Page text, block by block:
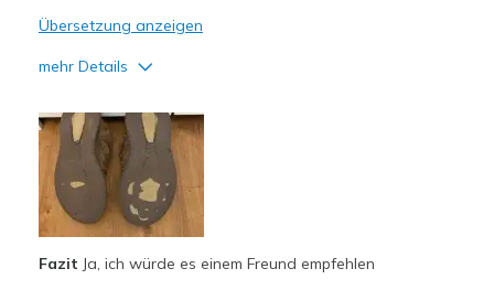
Übersetzung anzeigen
mehr Details
Attractive Design
Breathe Well
Comfortable
Nachteile
Fazit Ja, ich würde es einem Freund empfehlen